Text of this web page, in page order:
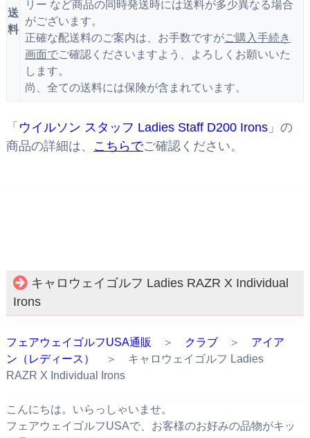
送
料
リー など商品の同時発送時には送料が多少異なる場合
がございます。
正確な配送料のご案内は、お手数ですがご購入手続き
画面でご確認くださいますよう、よろしくお願いいた
します。
尚、全ての送料には保険が含まれています。
「 ウイルソン スタッフ Ladies Staff D200 Irons」の
商品の詳細は、
こちらでご確認ください。
キャロウェイゴルフ Ladies RAZR X Individual
Irons
フェアウェイゴルフUSA通販 ＞ クラブ＞ アイア
ン（レディース）
＞ キャロウェイゴルフ Ladies
RAZR X Individual Irons
こんにちは。いらっしゃいませ。
フェアウェイゴルフUSAで、お客様のお好みの品物がキッ